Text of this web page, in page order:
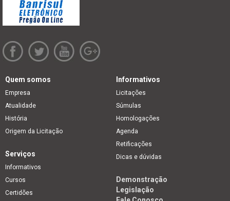
Quem somos
Empresa
Atualidade
História
Origem da Licitação
Informativos
Licitações
Súmulas
Homologações
Agenda
Retificações
Dicas e dúvidas
Serviços
Informativos
Cursos
Certidões
Demonstração
Legislação